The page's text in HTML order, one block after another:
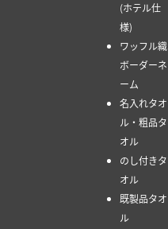
(ホテル仕
様)
ワッフル織
ボーダーネ
ーム
名入れタオ
ル・粗品タ
オル
のし付きタ
オル
既製品タオ
ル